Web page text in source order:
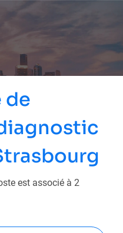
de
est associé à 2